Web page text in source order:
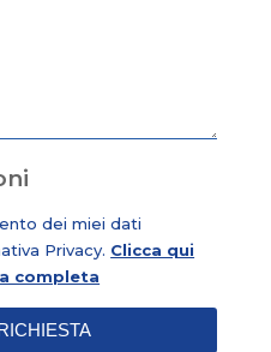
dei miei dati
Privacy. Clicca qui
completa